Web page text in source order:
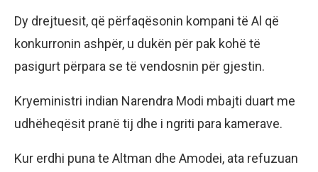
Dy drejtuesit, që përfaqësonin kompani të Al që
konkurronin ashpër, u dukën për pak kohë të
pasigurt përpara se të vendosnin për gjestin.
Kryeministri indian Narendra Modi mbajti duart me
udhëheqësit pranë tij dhe i ngriti para kamerave.
Kur erdhi puna te Altman dhe Amodei, ata refuzuan